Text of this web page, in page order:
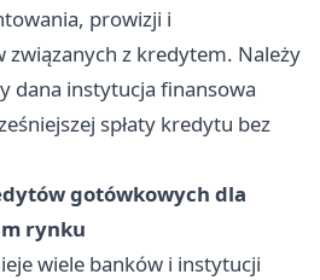
prowizji i
z kredytem. Należy
dana instytucja finansowa
spłaty kredytu bez
gotówkowych dla
rynku
wiele banków i instytucji